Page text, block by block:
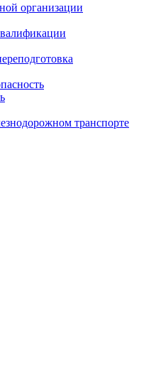
организации
транспорте